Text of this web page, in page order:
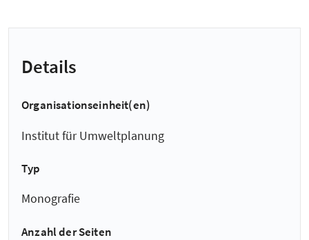
Details
Organisationseinheit(en)
Institut für Umweltplanung
Typ
Monografie
Anzahl der Seiten